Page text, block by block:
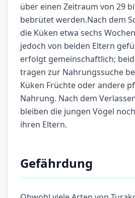
über einen Zeitraum von 29
bebrütet werden.Nach dem
die Küken etwa sechs
jedoch von beiden Eltern
erfolgt gemeinschaftlich;
tragen zur Nahrungssuche
Küken Früchte oder andere
Nahrung. Nach dem
bleiben die jungen Vögel
ihren Eltern.
Gefährdung